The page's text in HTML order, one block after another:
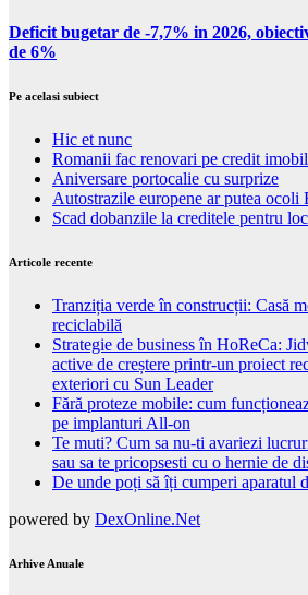
Deficit bugetar de -7,7% in 2026,
de 6%
Pe acelasi subiect
Hic et nunc
Romanii fac renovari pe credit
Aniversare portocalie cu surprize
Autostrazile europene ar putea ocoli
Scad dobanzile la creditele pentru
Articole recente
Tranziția verde în construcții: Casă
reciclabilă
Strategie de business în HoReCa:
active de creștere printr-un proiect
exteriori cu Sun Leader
Fără proteze mobile: cum
pe implanturi All-on
Te muti? Cum sa nu-ti avariezi
sau sa te pricopsesti cu o hernie de
De unde poți să îți cumperi aparatul
powered by DexOnline.Net
Arhive Anuale